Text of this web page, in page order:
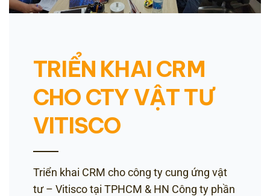
TRIỂN KHAI CRM
CHO CTY VẬT TƯ
VITISCO
Triển khai CRM cho công ty cung ứng vật
tư – Vitisco tại TPHCM & HN Công ty phần